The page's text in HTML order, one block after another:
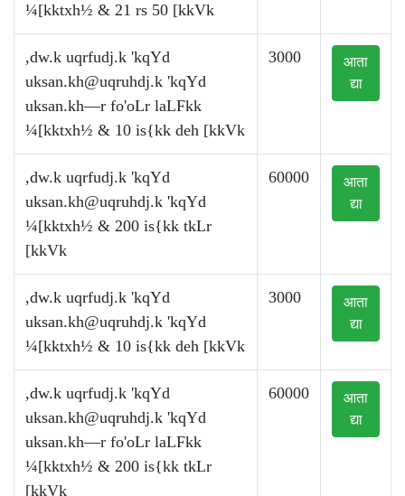
¼[kktxh½ & 21 rs 50 [kkVk
,dw.k uqrfudj.k 'kqYd
uksan.kh@uqruhdj.k 'kqYd
uksan.kh—r fo'oLr laLFkk
¼[kktxh½ & 10 is{kk deh [kkVk
3000
आता
द्या
,dw.k uqrfudj.k 'kqYd
uksan.kh@uqruhdj.k 'kqYd
¼[kktxh½ & 200 is{kk tkLr
[kkVk
60000
आता
द्या
,dw.k uqrfudj.k 'kqYd
uksan.kh@uqruhdj.k 'kqYd
¼[kktxh½ & 10 is{kk deh [kkVk
3000
आता
द्या
,dw.k uqrfudj.k 'kqYd
uksan.kh@uqruhdj.k 'kqYd
uksan.kh—r fo'oLr laLFkk
¼[kktxh½ & 200 is{kk tkLr
[kkVk
60000
आता
द्या